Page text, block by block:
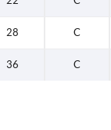
28 C
36 C